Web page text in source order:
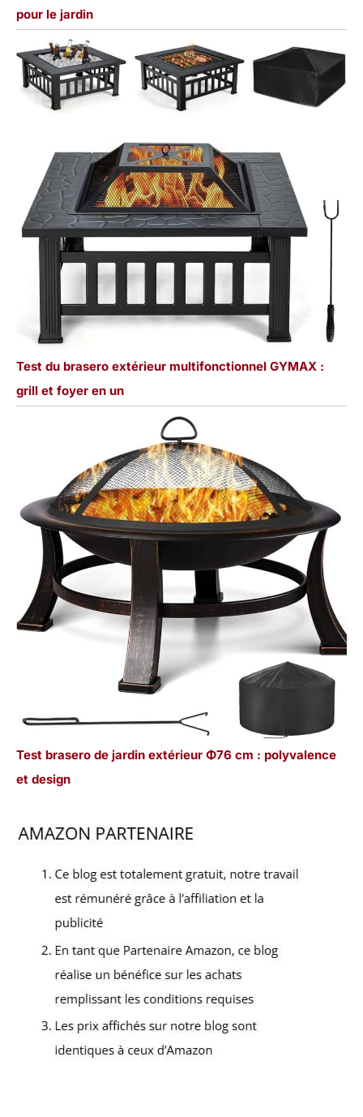
pour le jardin
Test du brasero extérieur multifonctionnel GYMAX :
grill et foyer en un
Test brasero de jardin extérieur Φ76 cm : polyvalence
et design